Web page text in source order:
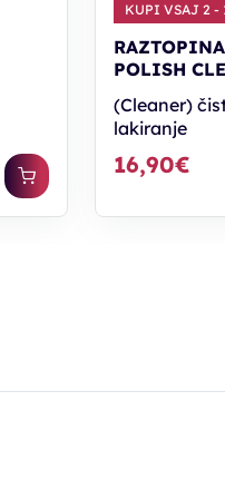
KUPI VSAJ 2 -
POLISH
(Cleaner)
lakiranje
16,90€